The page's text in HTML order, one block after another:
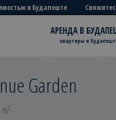
в Будапеште
АРЕНДА В
квартиры в
Garden
2